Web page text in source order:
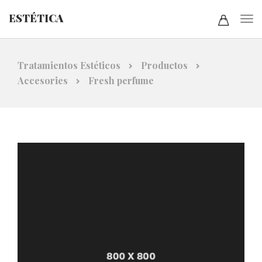
ESTÉTICA
Tratamientos Estéticos
Productos
Accesories
Fresh perfume